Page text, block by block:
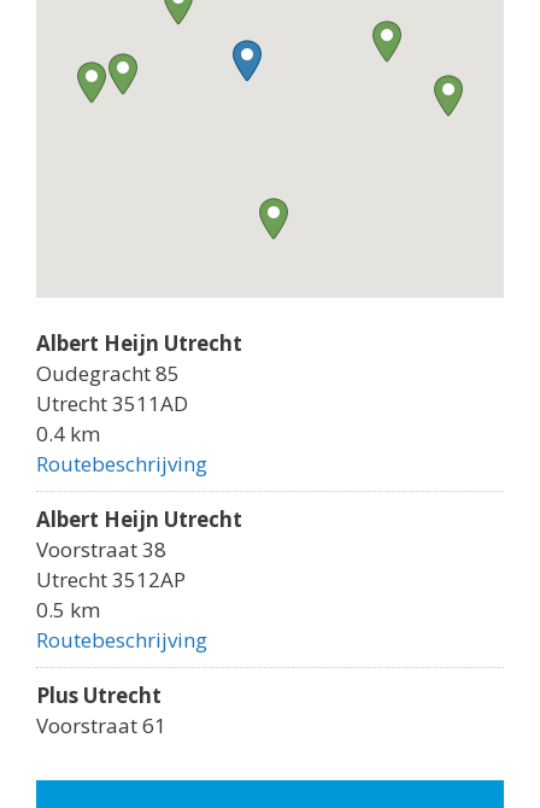
Albert Heijn Utrecht
Oudegracht 85
Utrecht 3511AD
0.4 km
Routebeschrijving
Albert Heijn Utrecht
Voorstraat 38
Utrecht 3512AP
0.5 km
Routebeschrijving
Plus Utrecht
Voorstraat 61
0.5 km